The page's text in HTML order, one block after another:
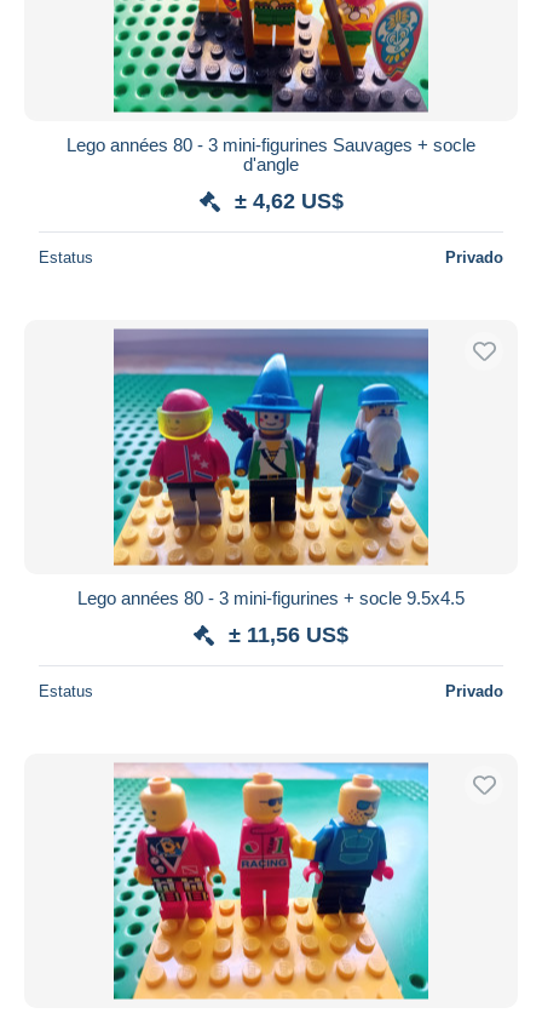
Lego années 80 - 3 mini-figurines Sauvages + socle
d'angle
± 4,62 US$
Estatus Privado
Lego années 80 - 3 mini-figurines + socle 9.5x4.5
± 11,56 US$
Estatus Privado